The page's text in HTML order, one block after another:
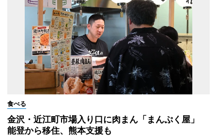
食べる
金沢・近江町市場入り口に肉まん「まんぷく屋」
能登から移住、熊本支援も